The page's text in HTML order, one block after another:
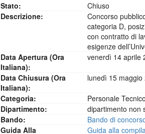
Stato:
Chiuso
Descrizione:
Concorso
categoria D,
con contratto di
esigenze
Data Apertura (ora
Italiana):
venerdì 14 aprile
Data Chiusura (ora
Italiana):
lunedì 15
Categoria:
Personale
Dipartimento:
dipartimento non
Bando:
Bando di
Guida Alla
Guida alla